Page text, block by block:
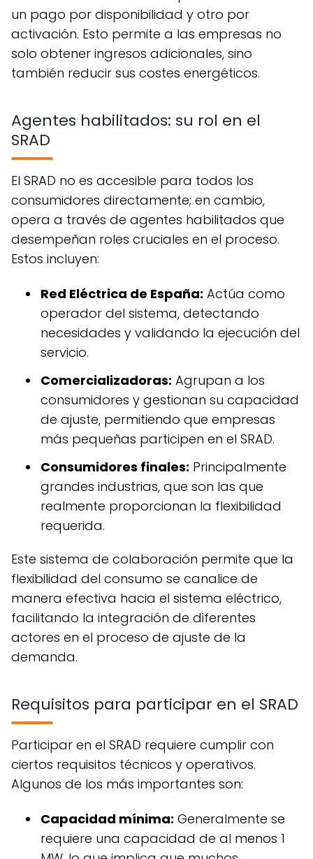
un pago por disponibilidad y otro por
activación. Esto permite a las empresas no
solo obtener ingresos adicionales, sino
también reducir sus costes energéticos.
Agentes habilitados: su rol en el
SRAD
El SRAD no es accesible para todos los
consumidores directamente; en cambio,
opera a través de agentes habilitados que
desempeñan roles cruciales en el proceso.
Estos incluyen:
Red Eléctrica de España: Actúa como
operador del sistema, detectando
necesidades y validando la ejecución del
servicio.
Comercializadoras: Agrupan a los
consumidores y gestionan su capacidad
de ajuste, permitiendo que empresas
más pequeñas participen en el SRAD.
Consumidores finales: Principalmente
grandes industrias, que son las que
realmente proporcionan la flexibilidad
requerida.
Este sistema de colaboración permite que la
flexibilidad del consumo se canalice de
manera efectiva hacia el sistema eléctrico,
facilitando la integración de diferentes
actores en el proceso de ajuste de la
demanda.
Requisitos para participar en el SRAD
Participar en el SRAD requiere cumplir con
ciertos requisitos técnicos y operativos.
Algunos de los más importantes son:
Capacidad mínima: Generalmente se
requiere una capacidad de al menos 1